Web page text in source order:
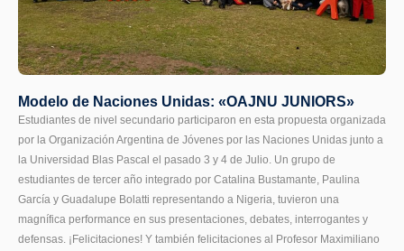
Modelo de Naciones Unidas: «OAJNU JUNIORS»
Estudiantes de nivel secundario participaron en esta propuesta organizada
por la Organización Argentina de Jóvenes por las Naciones Unidas junto a
la Universidad Blas Pascal el pasado 3 y 4 de Julio. Un grupo de
estudiantes de tercer año integrado por Catalina Bustamante, Paulina
García y Guadalupe Bolatti representando a Nigeria, tuvieron una
magnífica performance en sus presentaciones, debates, interrogantes y
defensas. ¡Felicitaciones! Y también felicitaciones al Profesor Maximiliano